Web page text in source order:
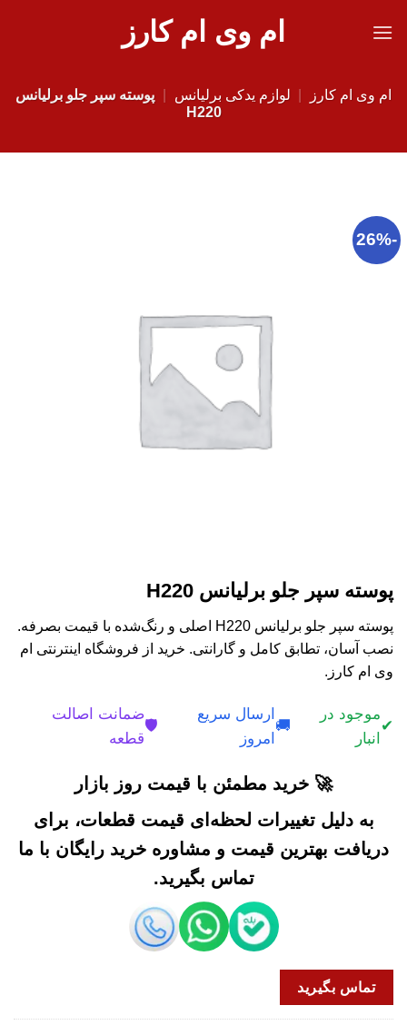
ام وی ام کارز
ام وی ام کارز لوازم یدکی برلیانس
پوسته سپر جلو برلیانس
H220
-26%
پوسته سپر جلو برلیانس H220
پوسته سپر جلو برلیانس H220 اصلی و رنگ‌شده با قیمت بصرفه.
نصب آسان، تطابق کامل و گارانتی. خرید از فروشگاه اینترنتی ام
وی ام کارز.
✔
موجود در
انبار
🚚
ارسال سریع
امروز
🛡️
ضمانت اصالت
قطعه
🚀 خرید مطمئن با قیمت روز بازار
به دلیل تغییرات لحظه‌ای قیمت قطعات، برای
دریافت بهترین قیمت و مشاوره خرید رایگان با ما
تماس بگیرید.
تماس بگیرید